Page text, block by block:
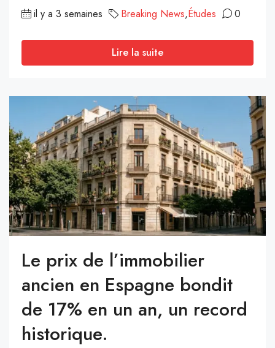
il y a 3 semaines Breaking News,Études 0
Lire la suite
Le prix de l’immobilier
ancien en Espagne bondit
de 17% en un an, un record
historique.